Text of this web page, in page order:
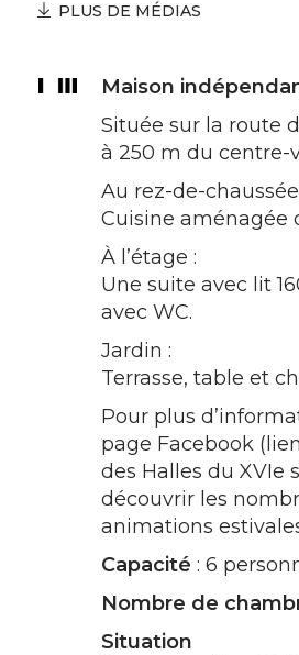
PLUS DE MÉDIAS
Maison
Située sur la route
à 250 m du centre-
Au rez-de-chaussée
Cuisine aménagée
À l’étage :
Une suite avec lit
avec WC.
Jardin :
Terrasse, table et
Pour plus
page Facebook
des Halles du XVIe
découvrir les
animations
Capacité : 6
Nombre de
Situation